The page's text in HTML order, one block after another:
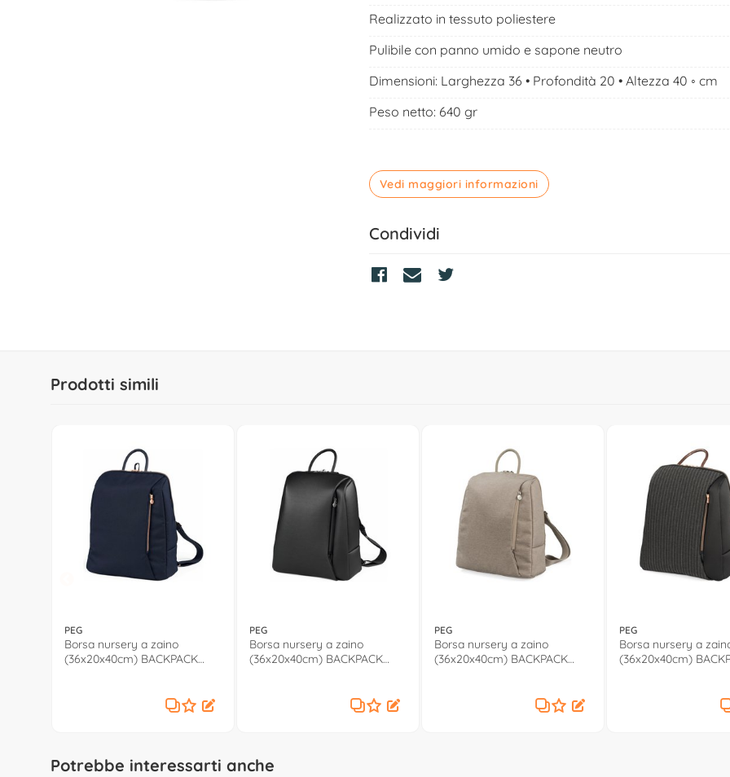
Realizzato in tessuto poliestere
Pulibile con panno umido e sapone neutro
Dimensioni: Larghezza 36 • Profondità 20 • Altezza 40 ◦ cm
Peso netto: 640 gr
Vedi maggiori informazioni
Condividi
Prodotti simili
PEG
Borsa nursery a zaino
(36x20x40cm) BACKPACK
PEG
Borsa nursery a zaino
(36x20x40cm) BACKPACK
PEG
Borsa nursery a zaino
(36x20x40cm) BACKPACK
PEG
Borsa nursery a
(36x20x40cm)
Potrebbe interessarti anche